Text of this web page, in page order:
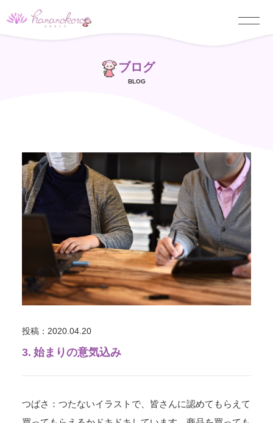
ブログ
BLOG
投稿：2020.04.20
3. 始まりの意気込み
つばさ：つたないイラストで、皆さんに認めてもらえて